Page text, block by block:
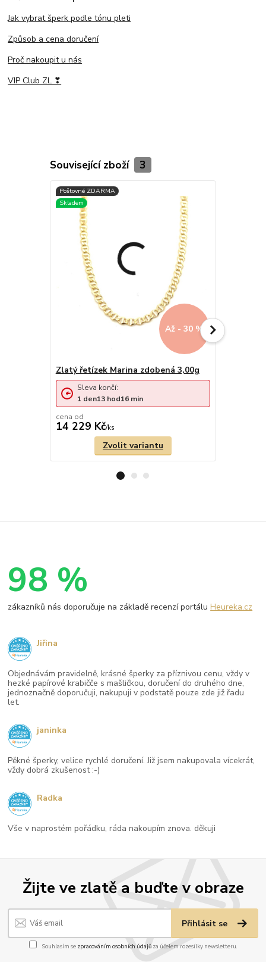
Jak vybrat šperk podle tónu pleti
Způsob a cena doručení
Proč nakoupit u nás
VIP Club ZL ❣
Související zboží 3
Až - 30 %
Zlatý řetízek Marina zdobená 3,00g
cena od
14 229 Kč/ks
Sleva končí:
1 den13 hod15 min
Zvolit variantu
Žijte ve zlatě a buďte v obraze
Přihlásit se
Souhlasím se zpracováním osobních údajůza účelem rozesílky newsletteru.
98 %
zákazníků nás doporučuje na základě recenzí portáluHeureka.cz
Objednávám pravidelně, krásné šperky za příznivou cenu, vždy v
hezké papírové krabičče s mašličkou, doručení do druhého dne,
jednoznačně doporučuji, nakupuji v podstatě pouze zde již řadu
let.
Jiřina
Pěkné šperky, velice rychlé doručení. Již jsem nakupovala vícekrát,
vždy dobrá zkušenost :-)
janinka
Vše v naprostém pořádku, ráda nakoupím znova. děkuji
Radka